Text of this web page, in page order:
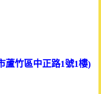
蘆竹區中正路1號1樓)